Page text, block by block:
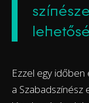
Ezzel egy
a Szabadszínész